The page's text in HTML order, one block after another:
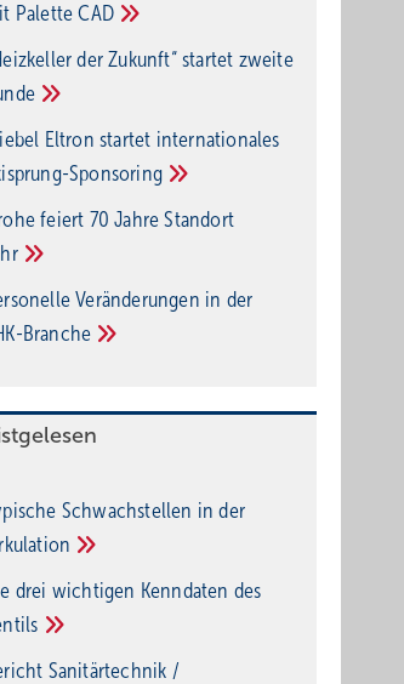
PaletteCAD
der Zu­kunft“ star­tet zwei­te
Eltron startet internatio­nales
Spon­soring
feiert 70 Jahre Standort
Veränderungen in der
Branche
Schwachstellen in der
drei wichtigen Kenndaten des
Sanitärtechnik /